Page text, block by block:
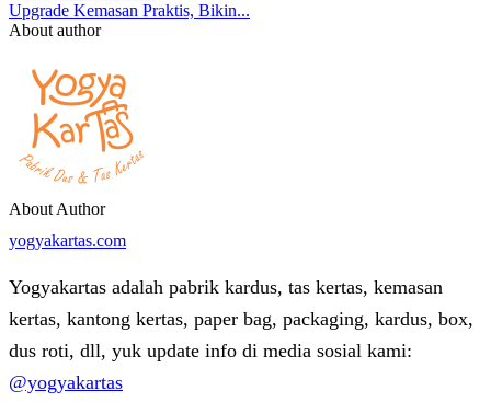
Upgrade Kemasan Praktis, Bikin...
About author
About Author
yogyakartas.com
Yogyakartas adalah pabrik kardus, tas kertas, kemasan
kertas, kantong kertas, paper bag, packaging, kardus, box,
dus roti, dll, yuk update info di media sosial kami:
@yogyakartas